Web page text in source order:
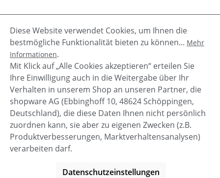
Beschreibung
Caatje ist eine Lederjacke in Blazerform. Sie ist aus
butterweichem Lammleder hergestellt, mit einem
Knopf zum verschließen,…Mehr
Service-Hotline
Diese Website verwendet Cookies, um Ihnen die
bestmögliche Funktionalität bieten zu können... Mehr
Informationen.
Mit Klick auf „Alle Cookies akzeptieren“ erteilen Sie
Ihre Einwilligung auch in die Weitergabe über Ihr
Verhalten in unserem Shop an unseren Partner, die
shopware AG (Ebbinghoff 10, 48624 Schöppingen,
Deutschland), die diese Daten Ihnen nicht persönlich
zuordnen kann, sie aber zu eigenen Zwecken (z.B.
Produktverbesserungen, Marktverhaltensanalysen)
verarbeiten darf.
Datenschutzeinstellungen